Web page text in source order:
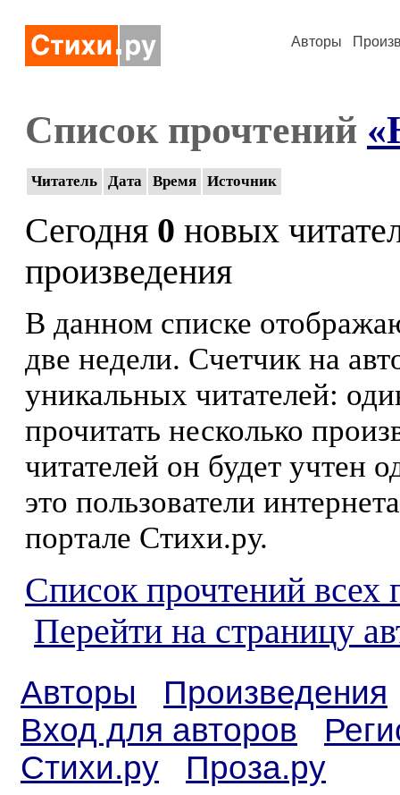
Авторы
Список прочтений
Читатель Дата Время Источник
Сегодня 0 новых
произведения
В данном списке
две недели. Счетчик на
уникальных читателей:
прочитать несколько
читателей он будет учтен
это пользователи
портале Стихи.ру.
Список прочтений всех
Перейти на страницу
Авторы
Произведения
Вход для авторов
Стихи.ру
Проза.ру